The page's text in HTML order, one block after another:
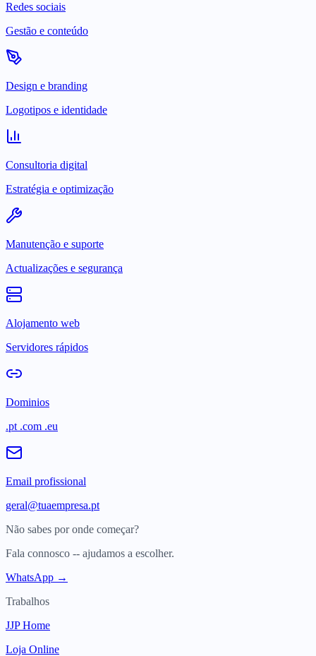
Redes sociais
Gestão e conteúdo
Design e branding
Logotipos e identidade
Consultoria digital
Estratégia e optimização
Manutenção e suporte
Actualizações e segurança
Alojamento web
Servidores rápidos
Dominios
.pt .com .eu
Email profissional
geral@tuaempresa.pt
Não sabes por onde começar?
Fala connosco -- ajudamos a escolher.
WhatsApp →
Trabalhos
JJP Home
Loja Online